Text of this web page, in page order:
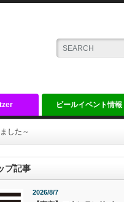
ビールイベント情報
した～
プ記事
2026/8/7